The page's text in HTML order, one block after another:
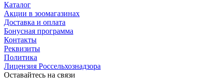
Каталог
Акции в зоомагазинах
Доставка и оплата
Бонусная программа
Контакты
Реквизиты
Политика
Лицензия Россельхознадзора
Оставайтесь на связи